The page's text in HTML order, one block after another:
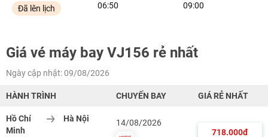
Đã lên lịch
06:50
09:00
Giá vé máy bay VJ156 rẻ nhất
Ngày cập nhật: 09/08/2026
HÀNH TRÌNH CHUYẾN BAY GIÁ RẺ NHẤT
Hồ Chí
Minh
Hà Nội
14/08/2026
718.000đ